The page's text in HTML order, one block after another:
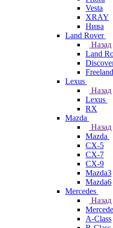
Vesta
XRAY
Нива
Land Rover
Назад
Land
Lexus
Назад
Lexus
RX
Mazda
Назад
Mazda
CX-5
CX-7
CX-9
Mazda3
Mazda6
Mercedes
Назад
A-Class